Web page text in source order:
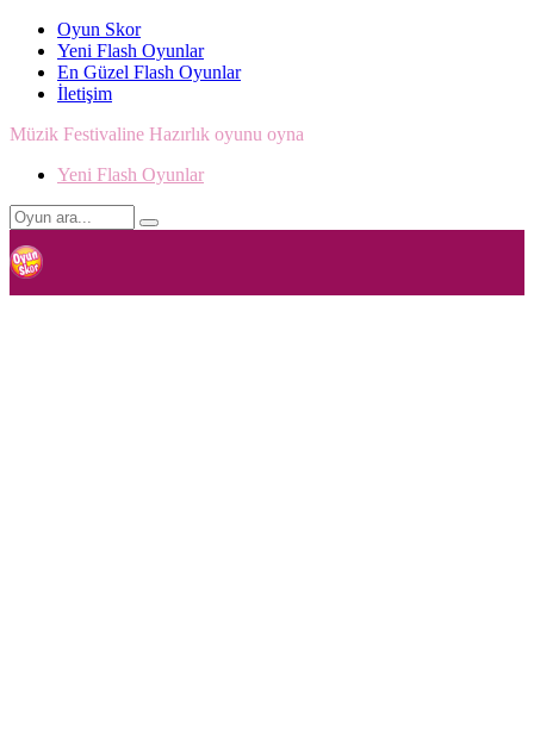
Oyun Skor
Yeni Flash Oyunlar
En Güzel Flash Oyunlar
İletişim
Müzik Festivaline Hazırlık oyunu oyna
Yeni Flash Oyunlar